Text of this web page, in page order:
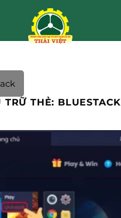
TRỮ THẺ: BLUESTACK